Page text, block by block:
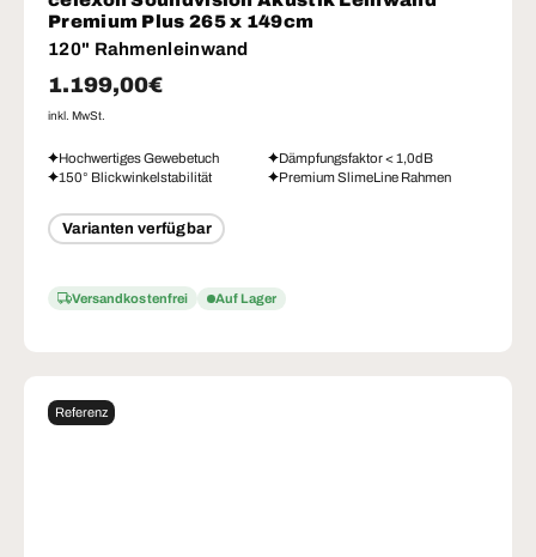
Premium Plus 265 x 149cm
120" Rahmenleinwand
Normaler Preis
1.199,00€
inkl. MwSt.
Hochwertiges Gewebetuch
Dämpfungsfaktor < 1,0dB
150° Blickwinkelstabilität
Premium SlimeLine Rahmen
Varianten verfügbar
Versandkostenfrei Auf Lager
Referenz